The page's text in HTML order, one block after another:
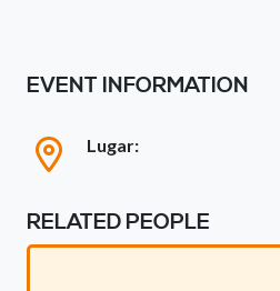
EVENT INFORMATION
Lugar:
RELATED PEOPLE